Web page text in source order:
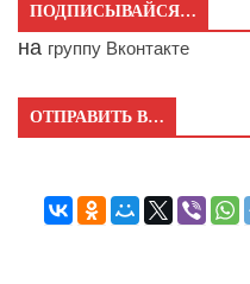
ПОДПИСЫВАЙСЯ…
на группу Вконтакте
ОТПРАВИТЬ В…